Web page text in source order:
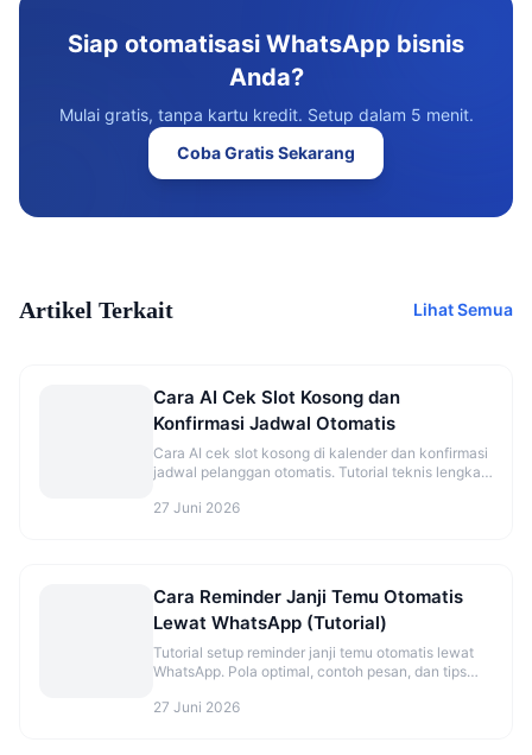
Siap otomatisasi WhatsApp bisnis
Anda?
Mulai gratis, tanpa kartu kredit. Setup dalam 5 menit.
Coba Gratis Sekarang
Artikel Terkait Lihat Semua
Cara AI Cek Slot Kosong dan
Konfirmasi Jadwal Otomatis
Cara AI cek slot kosong di kalender dan konfirmasi
jadwal pelanggan otomatis. Tutorial teknis lengkap
27 Juni 2026
Cara Reminder Janji Temu Otomatis
Lewat WhatsApp (Tutorial)
Tutorial setup reminder janji temu otomatis lewat
WhatsApp. Pola optimal, contoh pesan, dan tips
27 Juni 2026